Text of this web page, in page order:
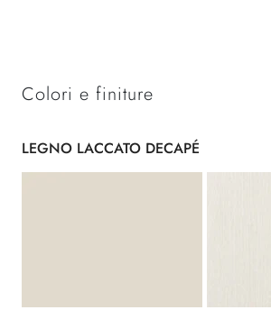
Colori e finiture
LEGNO LACCATO DECAPÉ